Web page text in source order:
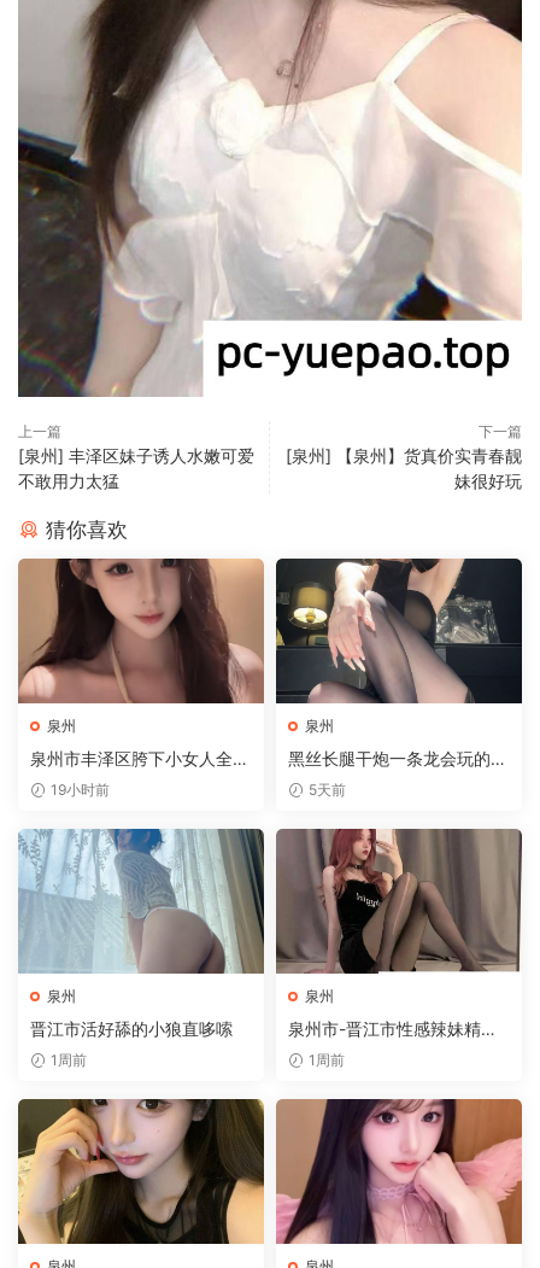
上一篇
[泉州] 丰泽区妹子诱人水嫩可爱
不敢用力太猛
下一篇
[泉州] 【泉州】货真价实青春靓
妹很好玩
猜你喜欢
泉州
泉州市丰泽区胯下小女人全套
服务满满
19小时前
泉州
黑丝长腿干炮一条龙会玩的开
放 5天前
泉州
晋江市活好舔的小狼直哆嗦
1周前
泉州
泉州市-晋江市性感辣妹精通
吹拉弹
1周前